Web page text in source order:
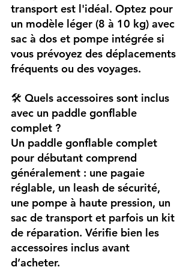
transport est l'idéal. Optez pour
un modèle léger (8 à 10 kg) avec
sac à dos et pompe intégrée si
vous prévoyez des déplacements
fréquents ou des voyages.
🛠️ Quels accessoires sont inclus
avec un paddle gonflable
complet ?
Un paddle gonflable complet
pour débutant comprend
généralement : une pagaie
réglable, un leash de sécurité,
une pompe à haute pression, un
sac de transport et parfois un kit
de réparation. Vérifie bien les
accessoires inclus avant
d’acheter.